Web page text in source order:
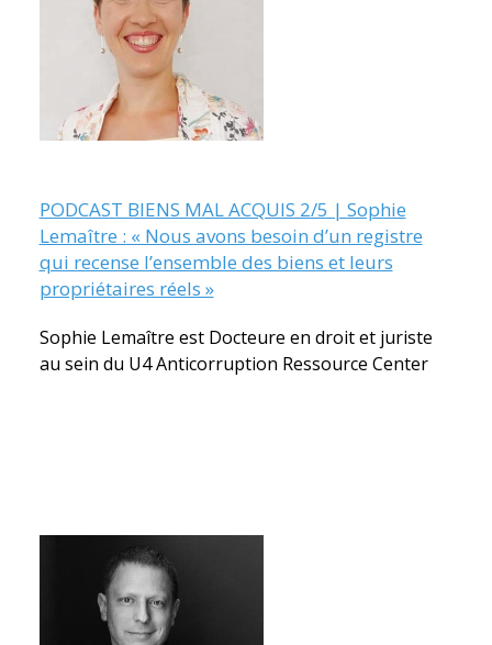
PODCAST BIENS MAL ACQUIS 2/5 | Sophie
Lemaître : « Nous avons besoin d’un registre
qui recense l’ensemble des biens et leurs
propriétaires réels »
Sophie Lemaître est Docteure en droit et juriste
au sein du U4 Anticorruption Ressource Center